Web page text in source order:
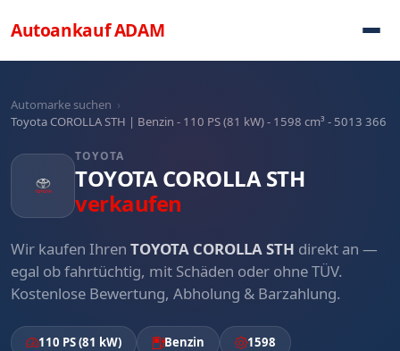
AutoankaufADAM
Automarke suchen ›
Toyota COROLLA STH | Benzin - 110 PS (81 kW) - 1598 cm³ - 5013 366
TOYOTA
TOYOTA COROLLA STH
verkaufen
Wir kaufen Ihren TOYOTA COROLLA STH direkt an —
egal ob fahrtüchtig, mit Schäden oder ohne TÜV.
Kostenlose Bewertung, Abholung & Barzahlung.
110 PS (81 kW) Benzin 1598